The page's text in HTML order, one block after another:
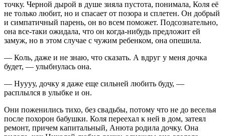
точку. Черной дырой в душе зияла пустота, понимала, Коля её
не только любит, но и спасает от позора и сплетен. Он добрый
и симпатичный парень, он во всем поможет. Подсознательно,
она все-таки ожидала, что он когда-нибудь предложит ей
замуж, но в этом случае с чужим ребенком, она опешила.
— Коль, даже и не знаю, что сказать. А вдруг у меня дочка
будет, — улыбнулась она.
— Нуууу, дочку я даже еще сильней любить буду, —
расплылся в улыбке и он.
Они поженились тихо, без свадьбы, потому что не до веселья
после похорон бабушки. Коля переехал к ней в дом, затеял
ремонт, причем капитальный, Анюта родила дочку. Она